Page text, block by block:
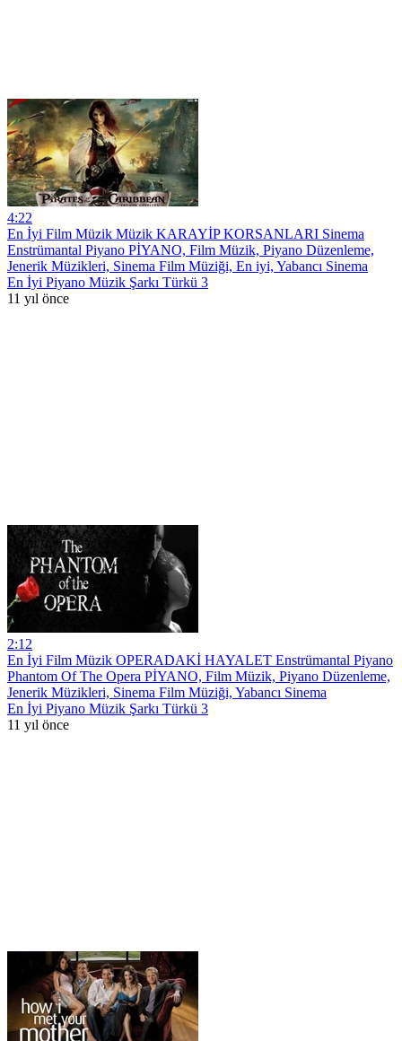
4:22
En İyi Film Müzik Müzik KARAYİP KORSANLARI Sinema
Enstrümantal Piyano PİYANO, Film Müzik, Piyano Düzenleme,
Jenerik Müzikleri, Sinema Film Müziği, En iyi, Yabancı Sinema
En İyi Piyano Müzik Şarkı Türkü 3
11 yıl önce
2:12
En İyi Film Müzik OPERADAKİ HAYALET Enstrümantal Piyano
Phantom Of The Opera PİYANO, Film Müzik, Piyano Düzenleme,
Jenerik Müzikleri, Sinema Film Müziği, Yabancı Sinema
En İyi Piyano Müzik Şarkı Türkü 3
11 yıl önce